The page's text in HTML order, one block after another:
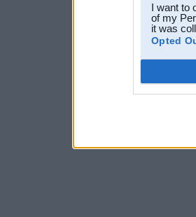
I want to
of my
it was
Opted